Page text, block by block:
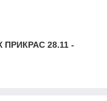
28.11 -